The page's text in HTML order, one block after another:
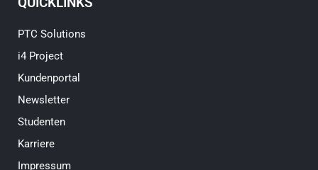
PTC Solutions
i4 Project
Kundenportal
Newsletter
Studenten
Karriere
Impressum